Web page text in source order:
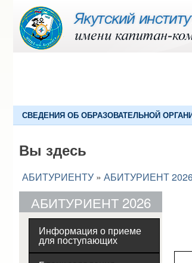
СВЕДЕНИЯ ОБ ОБРАЗОВАТЕЛЬНОЙ
Вы здесь
АБИТУРИЕНТУ » АБИТУРИЕНТ
АБИТУРИЕНТ 2026
Информация о приеме
для поступающих